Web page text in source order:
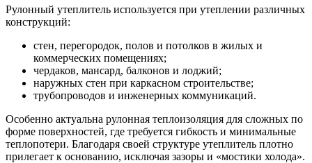
Рулонный утеплитель используется при утеплении различных
конструкций:
стен, перегородок, полов и потолков в жилых и
коммерческих помещениях;
чердаков, мансард, балконов и лоджий;
наружных стен при каркасном строительстве;
трубопроводов и инженерных коммуникаций.
Особенно актуальна рулонная теплоизоляция для сложных по
форме поверхностей, где требуется гибкость и минимальные
теплопотери. Благодаря своей структуре утеплитель плотно
прилегает к основанию, исключая зазоры и «мостики холода».